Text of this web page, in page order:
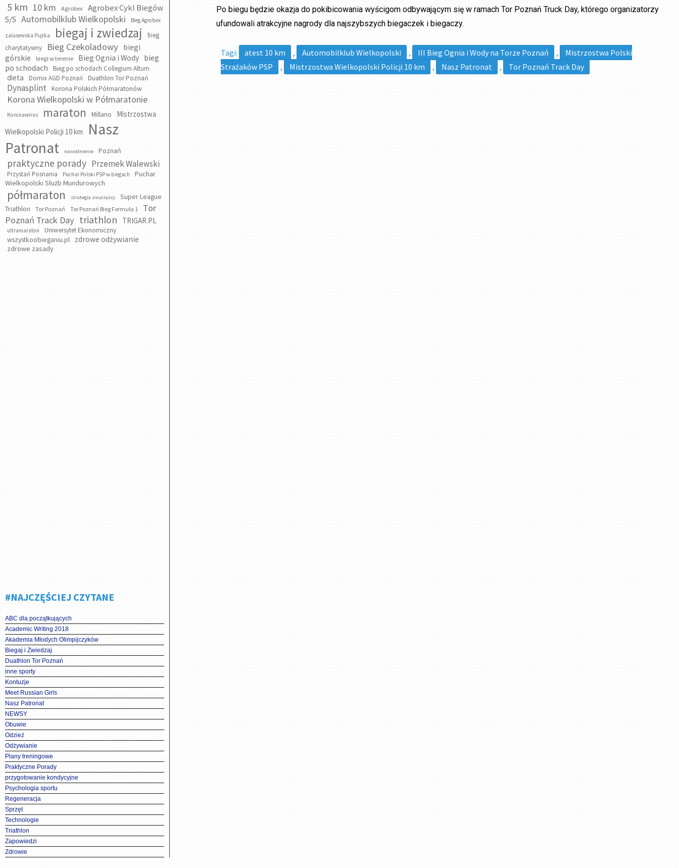
5 km 10 km Agrobex
Agrobex Cykl Biegów
5/5 Automobilklub Wielkopolski Bieg Agrobex
zalasewska Piątka biegaj i zwiedzaj
bieg
charytatywny
Bieg Czekoladowy
biegi
górskie
biegi w terenie Bieg Ognia i Wody bieg
po schodach
Bieg po schodach Collegium Altum
dieta Domix AGD Poznań Duathlon Tor Poznań
Dynasplint Korona Polskich Półmaratonów
Korona Wielkopolski w Półmaratonie
Koronawirus maraton Millano
Mistrzostwa
Wielkopolski Policji 10 km
Nasz
Patronat
nawodnienie Poznań
praktyczne porady Przemek Walewski
Przystań Posnania Puchar Polski PSP w biegach
Puchar
Wielkopolski Służb Mundurowych
półmaraton strategia zwycięzcy
Super League
Triathlon
Tor Poznań Tor Poznań Bieg Formuła 1
Tor
Poznań Track Day triathlon TRIGAR.PL
ultramaraton Uniwersytet Ekonomiczny
wszystkoobieganiu.pl zdrowe odżywianie
zdrowe zasady
#NAJCZĘŚCIEJ CZYTANE
ABC dla początkujących
Academic Writing 2018
Akademia Młodych Olimpijczyków
Biegaj i Zwiedzaj
Duathlon Tor Poznań
inne sporty
Kontuzje
Meet Russian Girls
Nasz Patronat
NEWSY
Obuwie
Odzież
Odżywianie
Plany treningowe
Praktyczne Porady
przygotowanie kondycyjne
Psychologia sportu
Regeneracja
Sprzęt
Technologie
Triathlon
Zapowiedzi
Zdrowie
Po biegu będzie okazja do pokibicowania wyścigom odbywającym się w ramach Tor Poznań Truck Day, którego organizatorzy
ufundowali atrakcyjne nagrody dla najszybszych biegaczek i biegaczy.
Tagi: atest 10 km , Automobilklub Wielkopolski , III Bieg Ognia i Wody na Torze Poznań ,
Mistrzostwa Polski
Strażaków PSP
, Mistrzostwa Wielkopolski Policji 10 km , Nasz Patronat , Tor Poznań Track Day